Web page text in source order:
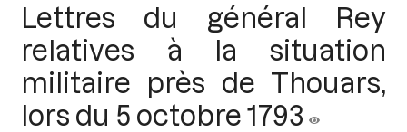
Lettres du général Rey
relatives à la situation
militaire près de Thouars,
lors du 5 octobre 1793